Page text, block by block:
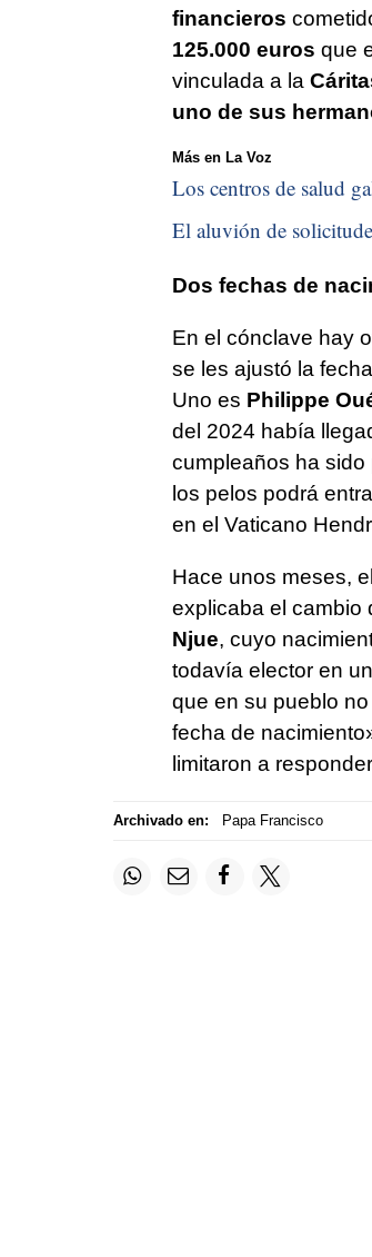
financieros
125.000 euros que
vinculada a la
uno de sus
Más en La Voz
Los centros de salud
El aluvión de
Dos fechas de
En el cónclave hay
se les ajustó la
Uno es Philippe
del 2024 había
cumpleaños ha sido
los pelos podrá
en el Vaticano
Hace unos meses,
explicaba el cambio
Njue, cuyo
todavía elector en
que en su pueblo
fecha de
limitaron a
Archivado en: Papa Francisco